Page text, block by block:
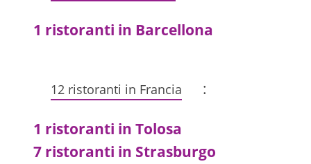
1 ristoranti in Barcellona
12 ristoranti in Francia :
1 ristoranti in Tolosa
7 ristoranti in Strasburgo